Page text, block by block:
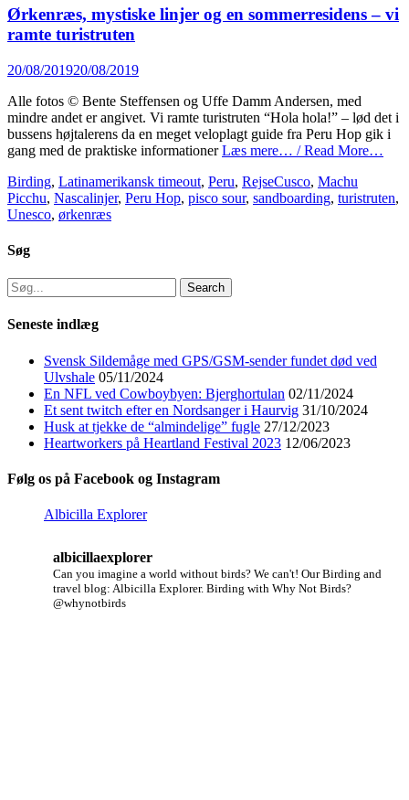
Ørkenræs, mystiske linjer og en sommerresidens – vi
ramte turistruten
Posted
20/08/201920/08/2019
Alle fotos © Bente Steffensen og Uffe Damm Andersen, med
mindre andet er angivet. Vi ramte turistruten “Hola hola!” – lød det i
bussens højtalerens da en meget veloplagt guide fra Peru Hop gik i
gang med de praktiske informationerLæs mere… / Read More…
Categories
Birding, Latinamerikansk timeout, Peru, RejseTags
Cusco, Machu
Picchu, Nascalinjer, Peru Hop, pisco sour, sandboarding, turistruten,
Unesco, ørkenræs
Søg
Search
for:
Seneste indlæg
Svensk Sildemåge med GPS/GSM-sender fundet død ved
Ulvshale 05/11/2024
En NFL ved Cowboybyen: Bjerghortulan 02/11/2024
Et sent twitch efter en Nordsanger i Haurvig 31/10/2024
Husk at tjekke de “almindelige” fugle 27/12/2023
Heartworkers på Heartland Festival 2023 12/06/2023
Følg os på Facebook og Instagram
Albicilla Explorer
albicillaexplorer
Can you imagine a world without birds? We can't! Our Birding and
travel blog: Albicilla Explorer. Birding with Why Not Birds?
@whynotbirds